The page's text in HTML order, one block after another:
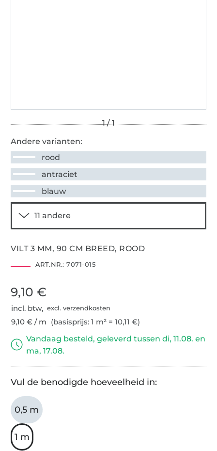
Andere varianten:
rood
antraciet
blauw
VILT 3 MM, 90 CM BREED, ROOD
ART.NR.: 7071-015
9,10 €
incl. btw,excl. verzendkosten
9,10 € / m (basisprijs: 1 m² = 10,11 €)
Vandaag besteld, geleverd tussen di, 11.08. en
ma, 17.08.
Vul de benodigde hoeveelheid in:
0,5 m
1 m